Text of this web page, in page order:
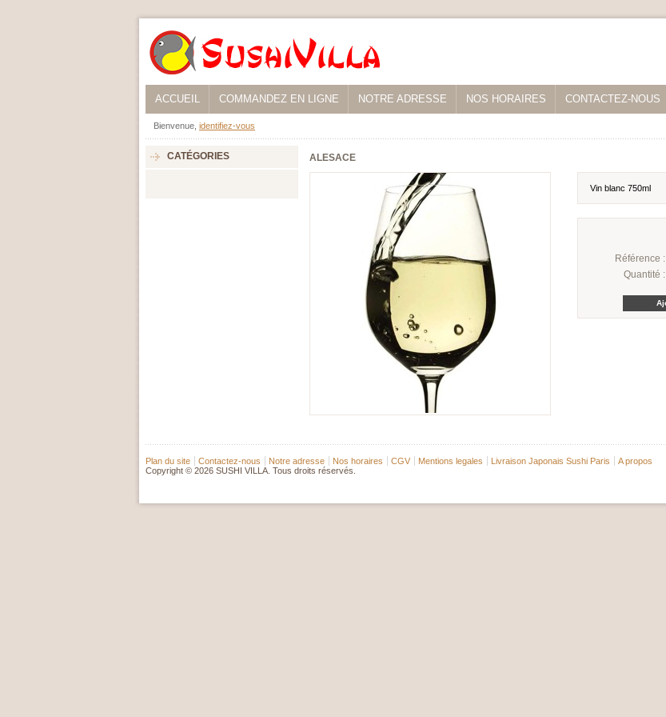
ACCUEIL COMMANDEZ EN LIGNE NOTRE ADRESSE NOS HORAIRES CONTACTEZ-NOUS
Bienvenue, identifiez-vous
CATÉGORIES ALESACE
Vin blanc 750ml
Référence :
Quantité :
Plan du site Contactez-nous Notre adresse Nos horaires CGV Mentions legales Livraison Japonais Sushi Paris
A propos
Copyright © 2026 SUSHI VILLA. Tous droits réservés.